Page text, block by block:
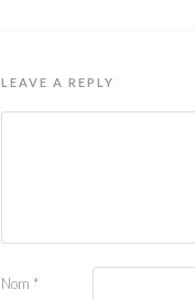
LEAVE A REPLY
Nom *